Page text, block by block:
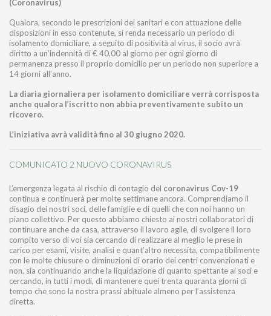
(Coronavirus)
Qualora, secondo le prescrizioni dei sanitari e con attuazione delle
disposizioni in esso contenute, si renda necessario un periodo di
isolamento domiciliare, a seguito di positività al virus, il socio avrà
diritto a un’indennità di € 40,00 al giorno per ogni giorno di
permanenza presso il proprio domicilio per un periodo non superiore a
14 giorni all’anno.
La diaria giornaliera per isolamento domiciliare verrà corrisposta
anche qualora l’iscritto non abbia preventivamente subito un
ricovero.
L’iniziativa avrà validità fino al 30 giugno 2020.
COMUNICATO 2 NUOVO CORONAVIRUS
L’emergenza legata al rischio di contagio del coronavirus Cov-19
continua e continuerà per molte settimane ancora. Comprendiamo il
disagio dei nostri soci, delle famiglie e di quelli che con noi hanno un
piano collettivo. Per questo abbiamo chiesto ai nostri collaboratori di
continuare anche da casa, attraverso il lavoro agile, di svolgere il loro
compito verso di voi sia cercando di realizzare al meglio le prese in
carico per esami, visite, analisi e quant’altro necessita, compatibilmente
con le molte chiusure o diminuzioni di orario dei centri convenzionati e
non, sia continuando anche la liquidazione di quanto spettante ai soci e
cercando, in tutti i modi, di mantenere quei trenta quaranta giorni di
tempo che sono la nostra prassi abituale almeno per l’assistenza
diretta.